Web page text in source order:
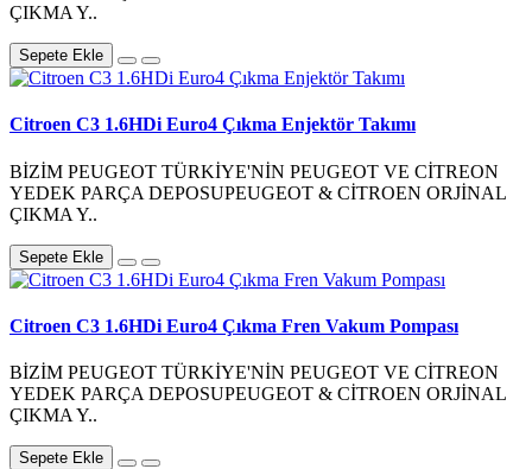
ÇIKMA Y..
Sepete Ekle
Citroen C3 1.6HDi Euro4 Çıkma Enjektör Takımı
BİZİM PEUGEOT TÜRKİYE'NİN PEUGEOT VE CİTREON
YEDEK PARÇA DEPOSUPEUGEOT & CİTROEN ORJİNAL
ÇIKMA Y..
Sepete Ekle
Citroen C3 1.6HDi Euro4 Çıkma Fren Vakum Pompası
BİZİM PEUGEOT TÜRKİYE'NİN PEUGEOT VE CİTREON
YEDEK PARÇA DEPOSUPEUGEOT & CİTROEN ORJİNAL
ÇIKMA Y..
Sepete Ekle